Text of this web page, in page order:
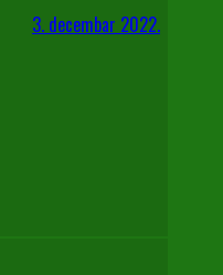
3. decembar 2022.